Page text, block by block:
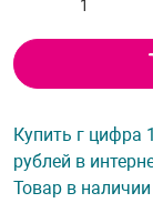
Купить г цифра
рублей в
Товар в